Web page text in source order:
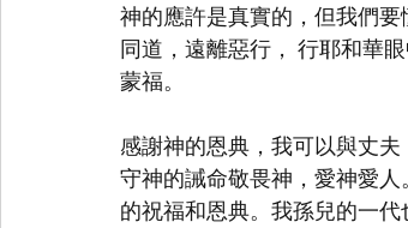
神的應許是真實的，但我們
同道，遠離惡行， 行耶和華
蒙福。
感謝神的恩典，我可以與丈
守神的誡命敬畏神，愛神愛
的祝福和恩典。我孫兒的一